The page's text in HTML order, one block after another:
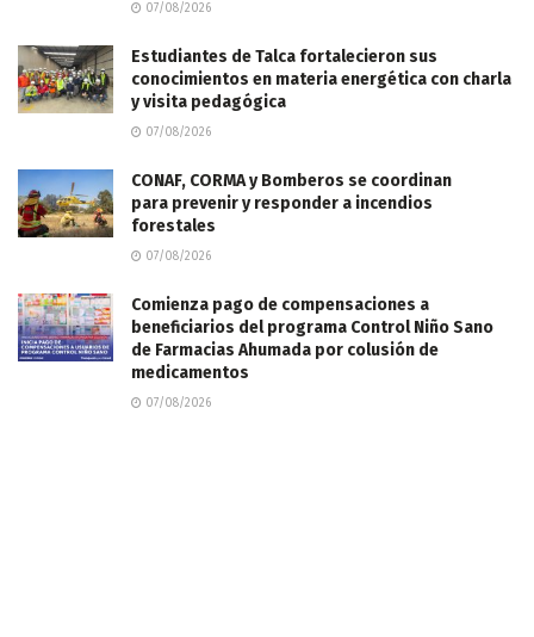
07/08/2026
Estudiantes de Talca fortalecieron sus
conocimientos en materia energética con charla
y visita pedagógica
07/08/2026
CONAF, CORMA y Bomberos se coordinan
para prevenir y responder a incendios
forestales
07/08/2026
Comienza pago de compensaciones a
beneficiarios del programa Control Niño Sano
de Farmacias Ahumada por colusión de
medicamentos
07/08/2026